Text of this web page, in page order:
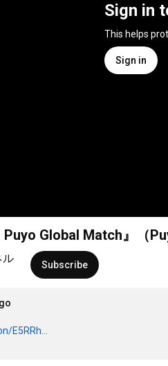
Sign in
This helps
Sign in
Puyo Global Match』（
ル Subscribe
E5RRh...